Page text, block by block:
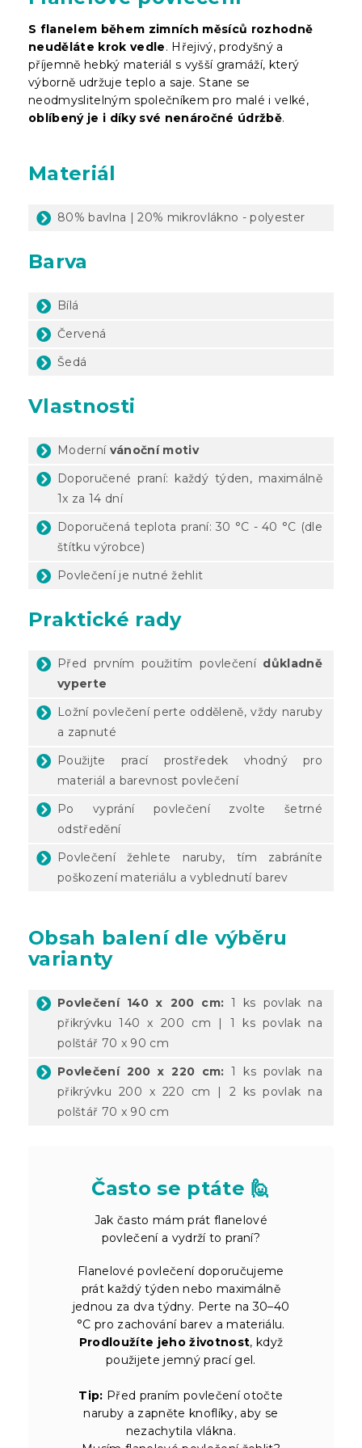
S flanelem během zimních měsíců rozhodně
neuděláte krok vedle. Hřejivý, prodyšný a
příjemně hebký materiál s vyšší gramáží, který
výborně udržuje teplo a saje. Stane se
neodmyslitelným společníkem pro malé i velké,
oblíbený je i díky své nenáročné údržbě.
Materiál
80% bavlna | 20% mikrovlákno - polyester
Barva
Bílá
Červená
Šedá
Vlastnosti
Moderní vánoční motiv
Doporučené praní: každý týden, maximálně
1x za 14 dní
Doporučená teplota praní: 30 °C - 40 °C (dle
štítku výrobce)
Povlečení je nutné žehlit
Praktické rady
Před prvním použitím povlečení důkladně
vyperte
Ložní povlečení perte odděleně, vždy naruby
a zapnuté
Použijte prací prostředek vhodný pro
materiál a barevnost povlečení
Po vyprání povlečení zvolte šetrné
odstředění
Povlečení žehlete naruby, tím zabráníte
poškození materiálu a vyblednutí barev
Obsah balení dle výběru
varianty
Povlečení 140 x 200 cm: 1 ks povlak na
přikrývku 140 x 200 cm | 1 ks povlak na
polštář 70 x 90 cm
Povlečení 200 x 220 cm: 1 ks povlak na
přikrývku 200 x 220 cm | 2 ks povlak na
polštář 70 x 90 cm
Často se ptáte 🙋
Jak často mám prát flanelové
povlečení a vydrží to praní?
Flanelové povlečení doporučujeme
prát každý týden nebo maximálně
jednou za dva týdny. Perte na 30–40
°C pro zachování barev a materiálu.
Prodloužíte jeho životnost, když
použijete jemný prací gel.
Tip: Před praním povlečení otočte
naruby a zapněte knoflíky, aby se
nezachytila vlákna.